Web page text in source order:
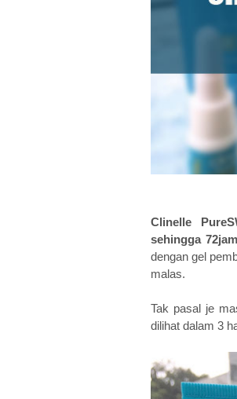
Clinelle
sehingga
dengan gel
malas.
Tak pasal je
dilihat dalam 3